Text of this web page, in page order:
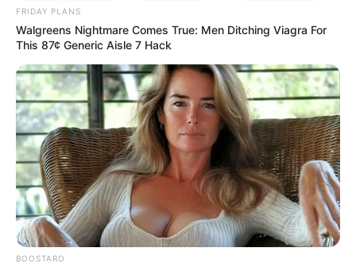
Αριθμός Πιστοποίησης
242136
Η Επιχείρηση δηλώνει ότι έχει συμμορφωθεί με τη Σύσταση (ΕΕ)
2018/334 της Επιτροπής της 1ης Μαρτίου 2018 σχετικά με τα μέτρα
για την αποτελεσματική αντιμετώπιση του παράνομου
περιεχομένου στο διαδίκτυο (L 63).
Επωνυμία: ΣΩΤΗΡΙΟΣ ΙΩΑΝΝΗΣ ΜΠΑΡΣΑΚΗΣ, Διακριτικός τίτλος:
FRIDAY PLANS
Walgreens Nightmare Comes True: Men Ditching Viagra For
This 87¢ Generic Aisle 7 Hack
BOOSTARO